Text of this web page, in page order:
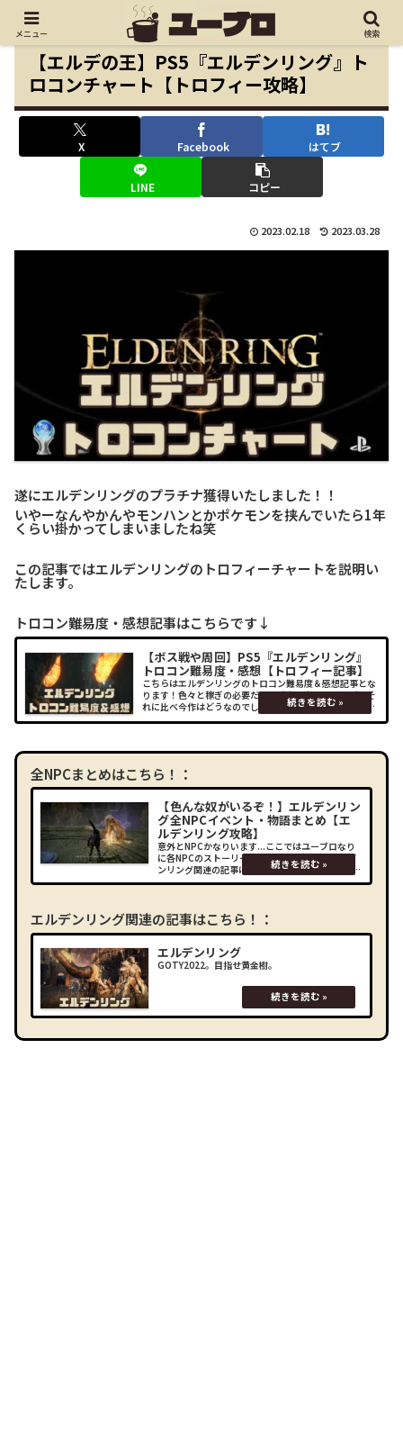
【エルデの王】PS5『エルデンリング』ト
ロコンチャート【トロフィー攻略】
X Facebook はてブ
LINE コピー
2023.02.18 2023.03.28
遂にエルデンリングのプラチナ獲得いたしました！！
いやーなんやかんやモンハンとかポケモンを挟んでいたら1年
くらい掛かってしまいましたね笑
この記事ではエルデンリングのトロフィーチャートを説明い
たします。
トロコン難易度・感想記事はこちらです↓
【ボス戦や周回】PS5『エルデンリング』
トロコン難易度・感想【トロフィー記事】
こちらはエルデンリングのトロコン難易度＆感想記事とな
ります！色々と稼ぎの必要だった過去ソウルシリーズ。そ
れに比べ今作はどうなのでしょうか？トロコンチャートの
攻略記事はこちらです↓全NPCまとめはこちら！：エルデ
全NPCまとめはこちら！：
【色んな奴がいるぞ！】エルデンリン
グ全NPCイベント・物語まとめ【エ
ルデンリング攻略】
意外とNPCかなりいます...ここではユーブロなり
に各NPCのストーリーを追ってみました！エルデ
ンリング関連の記事はこちら！： (adsbygoogle
= window.adsbygoogle || []).push({});NPCイベ
エルデンリング関連の記事はこちら！：
エルデンリング
GOTY2022。目指せ黄金樹。
メニュー 検索